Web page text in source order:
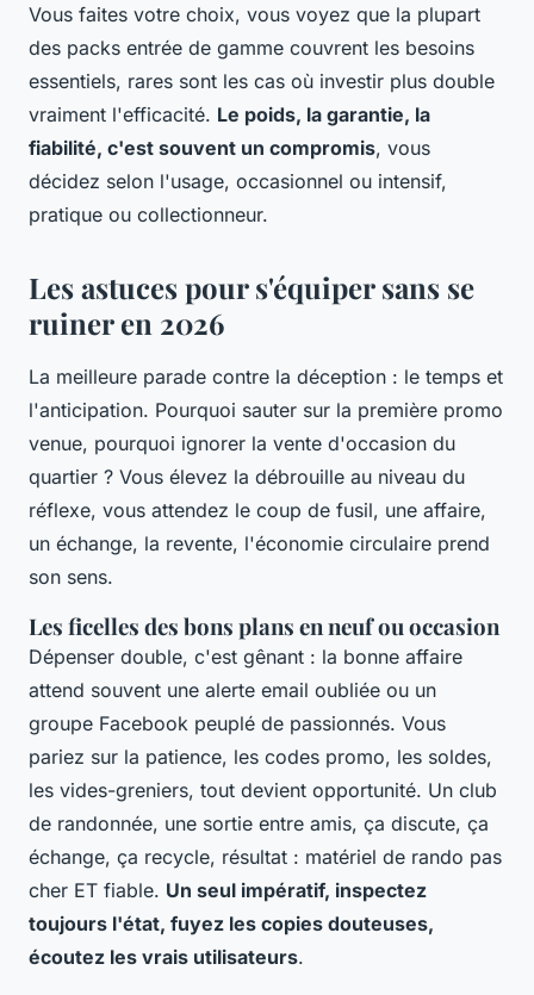
Vous faites votre choix, vous voyez que la plupart
des packs entrée de gamme couvrent les besoins
essentiels, rares sont les cas où investir plus double
vraiment l'efficacité. Le poids, la garantie, la
fiabilité, c'est souvent un compromis, vous
décidez selon l'usage, occasionnel ou intensif,
pratique ou collectionneur.
Les astuces pour s'équiper sans se
ruiner en 2026
La meilleure parade contre la déception : le temps et
l'anticipation. Pourquoi sauter sur la première promo
venue, pourquoi ignorer la vente d'occasion du
quartier ? Vous élevez la débrouille au niveau du
réflexe, vous attendez le coup de fusil, une affaire,
un échange, la revente, l'économie circulaire prend
son sens.
Les ficelles des bons plans en neuf ou occasion
Dépenser double, c'est gênant : la bonne affaire
attend souvent une alerte email oubliée ou un
groupe Facebook peuplé de passionnés. Vous
pariez sur la patience, les codes promo, les soldes,
les vides-greniers, tout devient opportunité. Un club
de randonnée, une sortie entre amis, ça discute, ça
échange, ça recycle, résultat : matériel de rando pas
cher ET fiable. Un seul impératif, inspectez
toujours l'état, fuyez les copies douteuses,
écoutez les vrais utilisateurs.